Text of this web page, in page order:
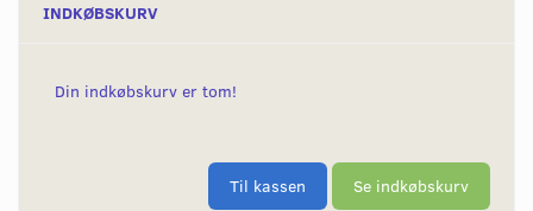
INDKØBSKURV
Din indkøbskurv er tom!
Til kassen Se indkøbskurv